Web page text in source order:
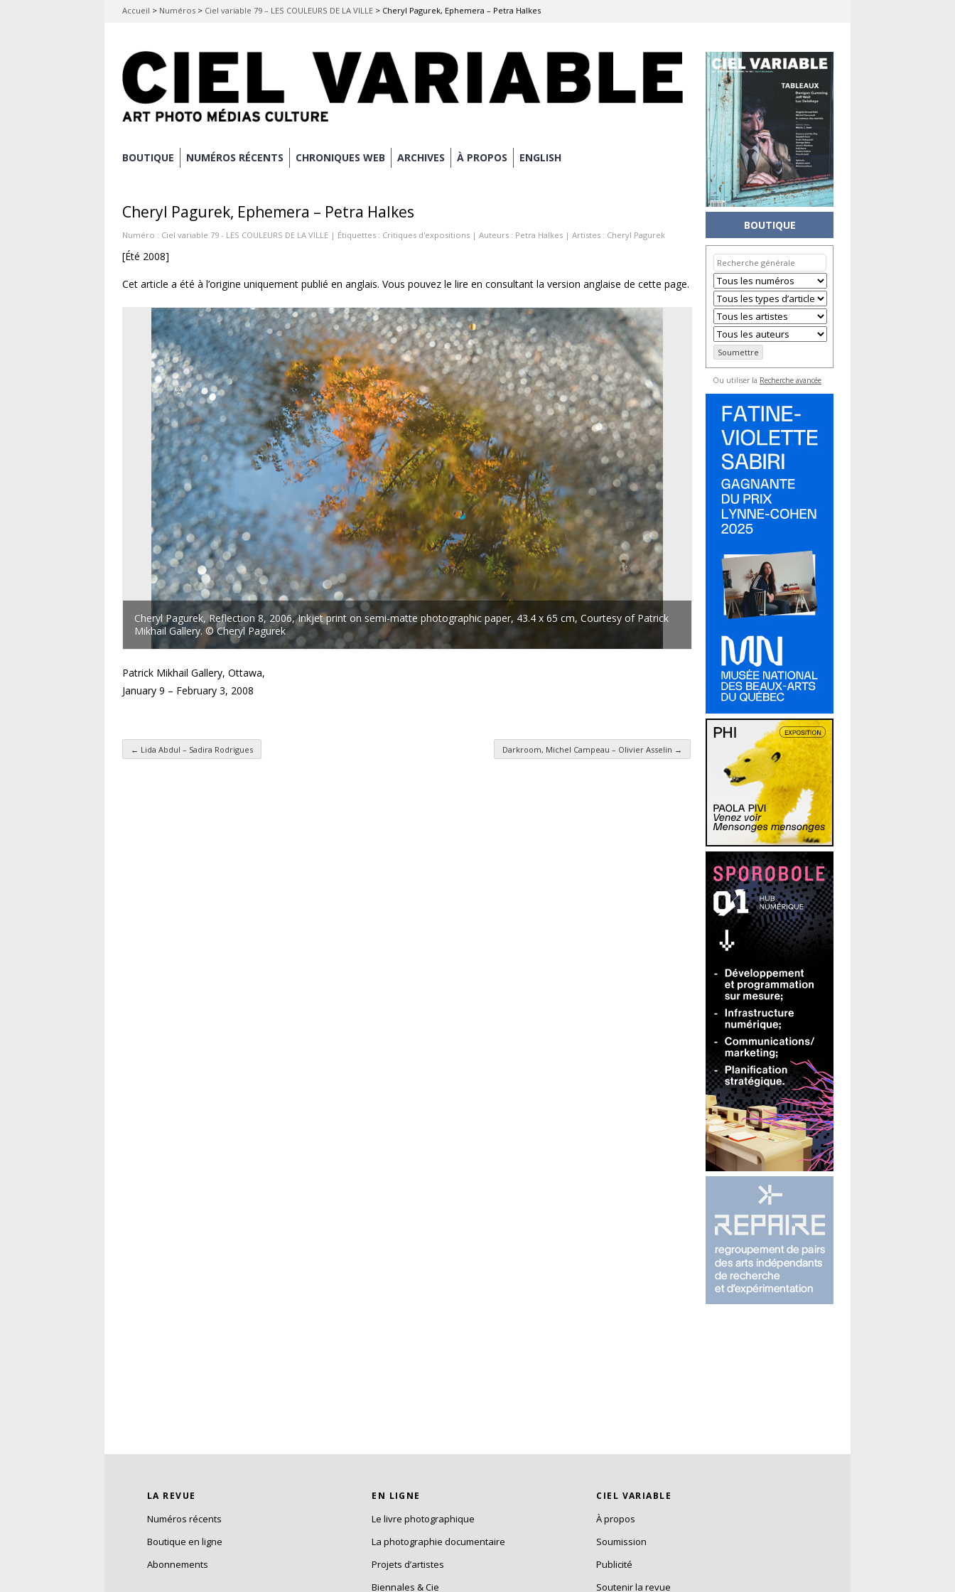
Accueil > Numéros > Ciel variable 79 – LES COULEURS DE LA VILLE > Cheryl Pagurek, Ephemera – Petra Halkes
Aller
principal
BOUTIQUE NUMÉROS RÉCENTS CHRONIQUES WEB ARCHIVES À PROPOS ENGLISH
Cheryl Pagurek, Ephemera – Petra Halkes
Numéro : Ciel variable 79 - LES COULEURS DE LA VILLE | Étiquettes : Critiques d'expositions | Auteurs : Petra Halkes | Artistes : Cheryl Pagurek
[Été 2008]
Cet article a été à l’origine uniquement publié en anglais. Vous pouvez le lire en consultant la version anglaise de cette page.
Cheryl Pagurek, Reflection 8, 2006, Inkjet print on semi-matte photographic paper, 43.4 x 65 cm, Courtesy of Patrick
Mikhail Gallery. © Cheryl Pagurek
Patrick Mikhail Gallery, Ottawa,
January 9 – February 3, 2008
← Lida Abdul – Sadira Rodrigues Darkroom, Michel Campeau – Olivier Asselin →
BOUTIQUE
Ou utiliser la Recherche avancée
LA REVUE
Numéros récents
Boutique en ligne
Abonnements
EN LIGNE
Le livre photographique
La photographie documentaire
Projets d’artistes
Biennales & Cie
CIEL VARIABLE
À propos
Soumission
Publicité
Soutenir la revue